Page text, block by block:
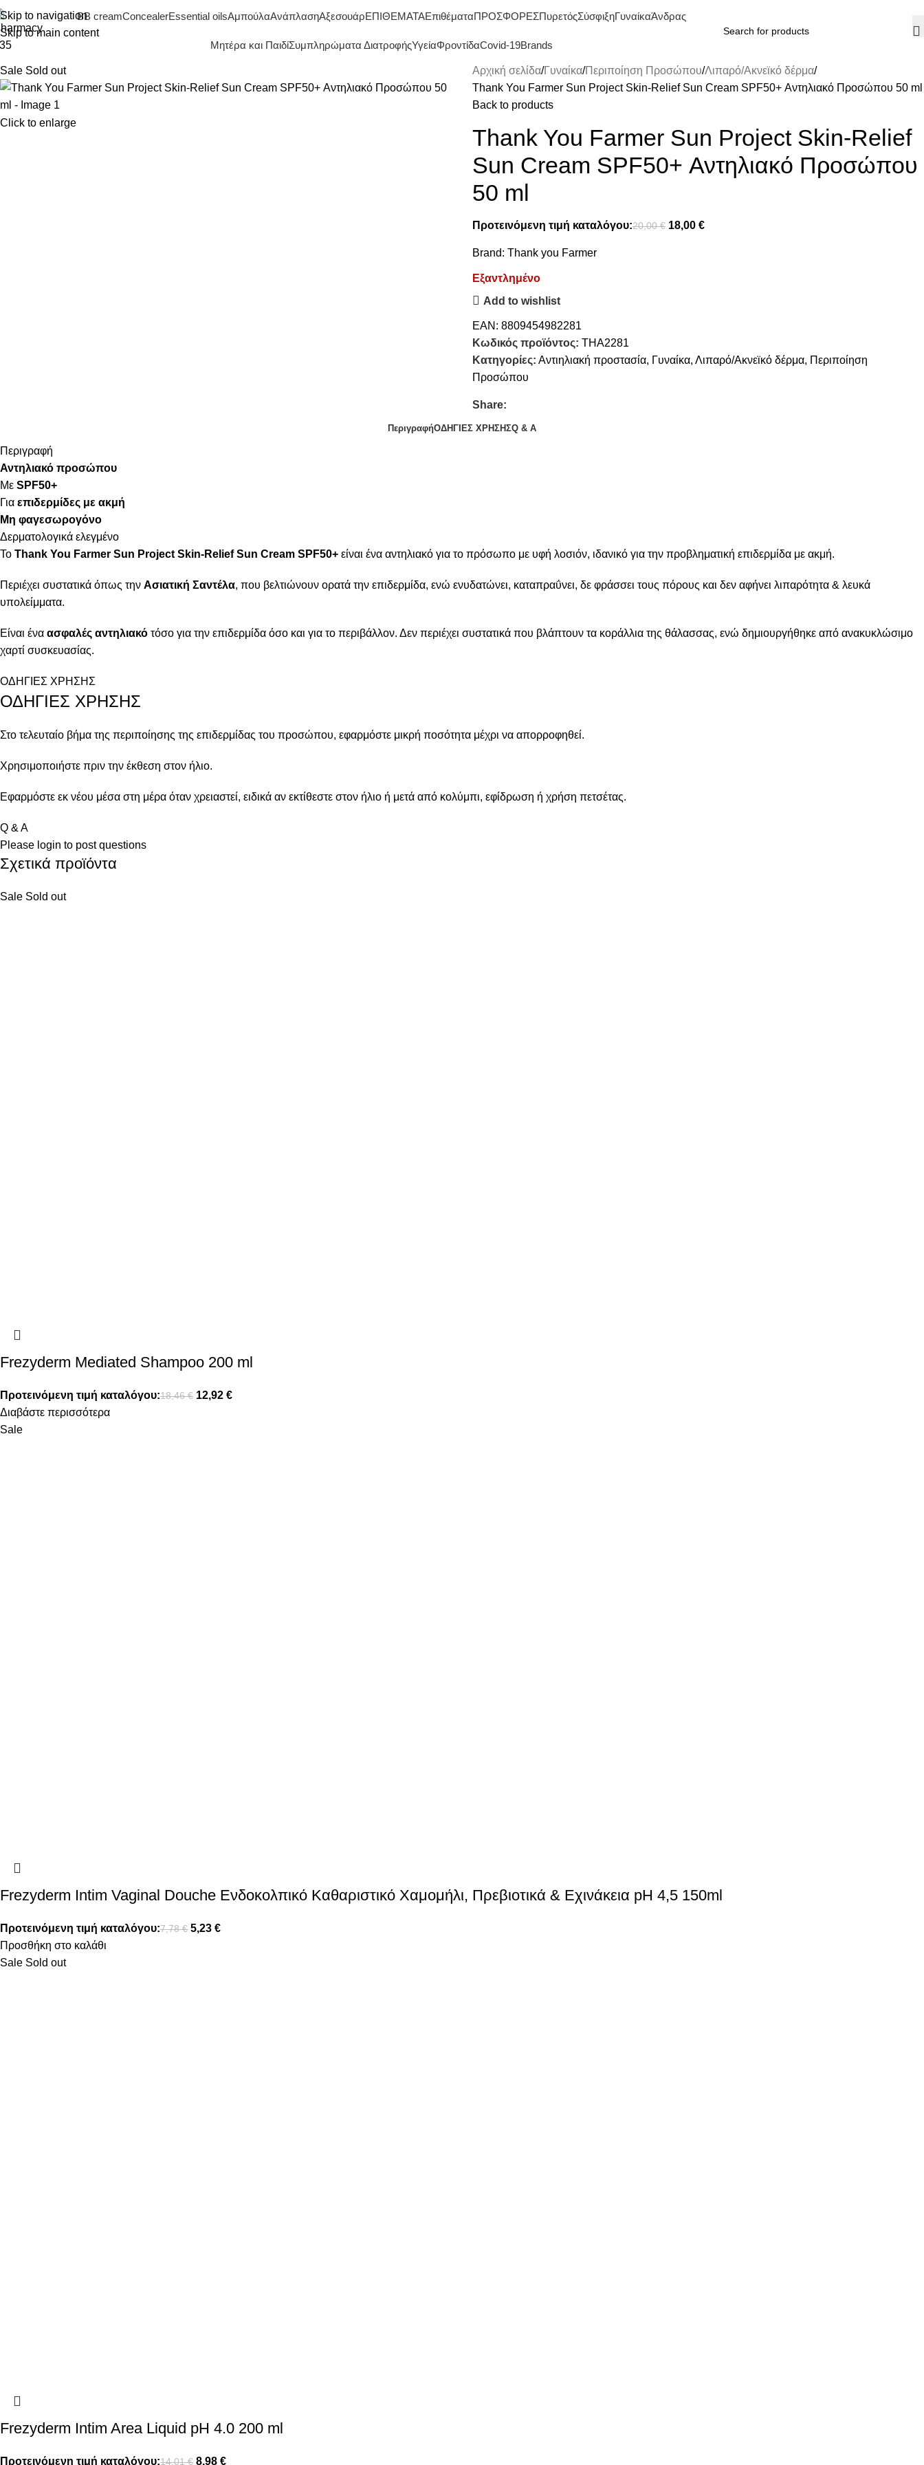
Skip to navigation
Skip to main content
BB creamConcealerEssential oilsΑμπούλαΑνάπλασηΑξεσουάρΕΠΙΘΕΜΑΤΑΕπιθέματαΠΡΟΣΦΟΡΕΣΠυρετόςΣύσφιξηΓυναίκαΆνδρας
Μητέρα και ΠαιδίΣυμπληρώματα ΔιατροφήςΥγείαΦροντίδαCovid-19Brands
Sale Sold out
Click to enlarge
Αρχική σελίδα Γυναίκα Περιποίηση Προσώπου Λιπαρό/Ακνεϊκό δέρμα
Thank You Farmer Sun Project Skin-Relief Sun Cream SPF50+ Αντηλιακό Προσώπου 50 ml
Back to products
Thank You Farmer Sun Project Skin-Relief
Sun Cream SPF50+ Αντηλιακό Προσώπου
50 ml
Προτεινόμενη τιμή καταλόγου:20,00€ 18,00 €
Brand: Thank you Farmer
Εξαντλημένο
Add to wishlist
EAN: 8809454982281
Κωδικός προϊόντος: ΤΗΑ2281
Κατηγορίες: Αντιηλιακή προστασία, Γυναίκα, Λιπαρό/Ακνεϊκό δέρμα, Περιποίηση
Προσώπου
Share:
ΠεριγραφήΟΔΗΓΙΕΣ ΧΡΗΣΗΣQ & A
Περιγραφή
Αντηλιακό προσώπου
Με SPF50+
Για επιδερμίδες με ακμή
Μη φαγεσωρογόνο
Δερματολογικά ελεγμένο
Το Thank You Farmer Sun Project Skin-Relief Sun Cream SPF50+ είναι ένα αντηλιακό για το πρόσωπο με υφή λοσιόν, ιδανικό για την προβληματική επιδερμίδα με ακμή.
Περιέχει συστατικά όπως την Ασιατική Σαντέλα, που βελτιώνουν ορατά την επιδερμίδα, ενώ ενυδατώνει, καταπραΰνει, δε φράσσει τους πόρους και δεν αφήνει λιπαρότητα & λευκά
υπολείμματα.
Είναι ένα ασφαλές αντηλιακό τόσο για την επιδερμίδα όσο και για το περιβάλλον. Δεν περιέχει συστατικά που βλάπτουν τα κοράλλια της θάλασσας, ενώ δημιουργήθηκε από ανακυκλώσιμο
χαρτί συσκευασίας.
ΟΔΗΓΙΕΣ ΧΡΗΣΗΣ
ΟΔΗΓΙΕΣ ΧΡΗΣΗΣ
Στο τελευταίο βήμα της περιποίησης της επιδερμίδας του προσώπου, εφαρμόστε μικρή ποσότητα μέχρι να απορροφηθεί.
Χρησιμοποιήστε πριν την έκθεση στον ήλιο.
Εφαρμόστε εκ νέου μέσα στη μέρα όταν χρειαστεί, ειδικά αν εκτίθεστε στον ήλιο ή μετά από κολύμπι, εφίδρωση ή χρήση πετσέτας.
Q & A
Please login to post questions
Σχετικά προϊόντα
Sale Sold out
Frezyderm Mediated Shampoo 200 ml
Προτεινόμενη τιμή καταλόγου:18,46€ 12,92 €
Διαβάστε περισσότερα
Sale
Frezyderm Intim Vaginal Douche Ενδοκολπικό Καθαριστικό Χαμομήλι, Πρεβιοτικά & Εχινάκεια pH 4,5 150ml
Προτεινόμενη τιμή καταλόγου:7,78€ 5,23 €
Προσθήκη στο καλάθι
Sale Sold out
Frezyderm Intim Area Liquid pH 4.0 200 ml
Προτεινόμενη τιμή καταλόγου:14,01€ 8,98 €